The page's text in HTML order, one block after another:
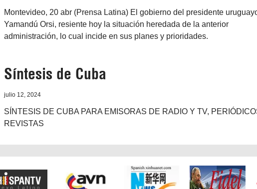
Montevideo, 20 abr (Prensa Latina) El gobierno del presidente
Yamandú Orsi, resiente hoy la situación heredada de la anterior
administración, lo cual incide en sus planes y prioridades.
Síntesis de Cuba
julio 12, 2024
SÍNTESIS DE CUBA PARA EMISORAS DE RADIO Y TV,
REVISTAS